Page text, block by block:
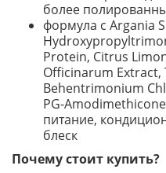
более
формула с Argania
Protein, Citrus
Officinarum Extract,
Behentrimonium
PG-
питание,
блеск
Почему стоит купить?